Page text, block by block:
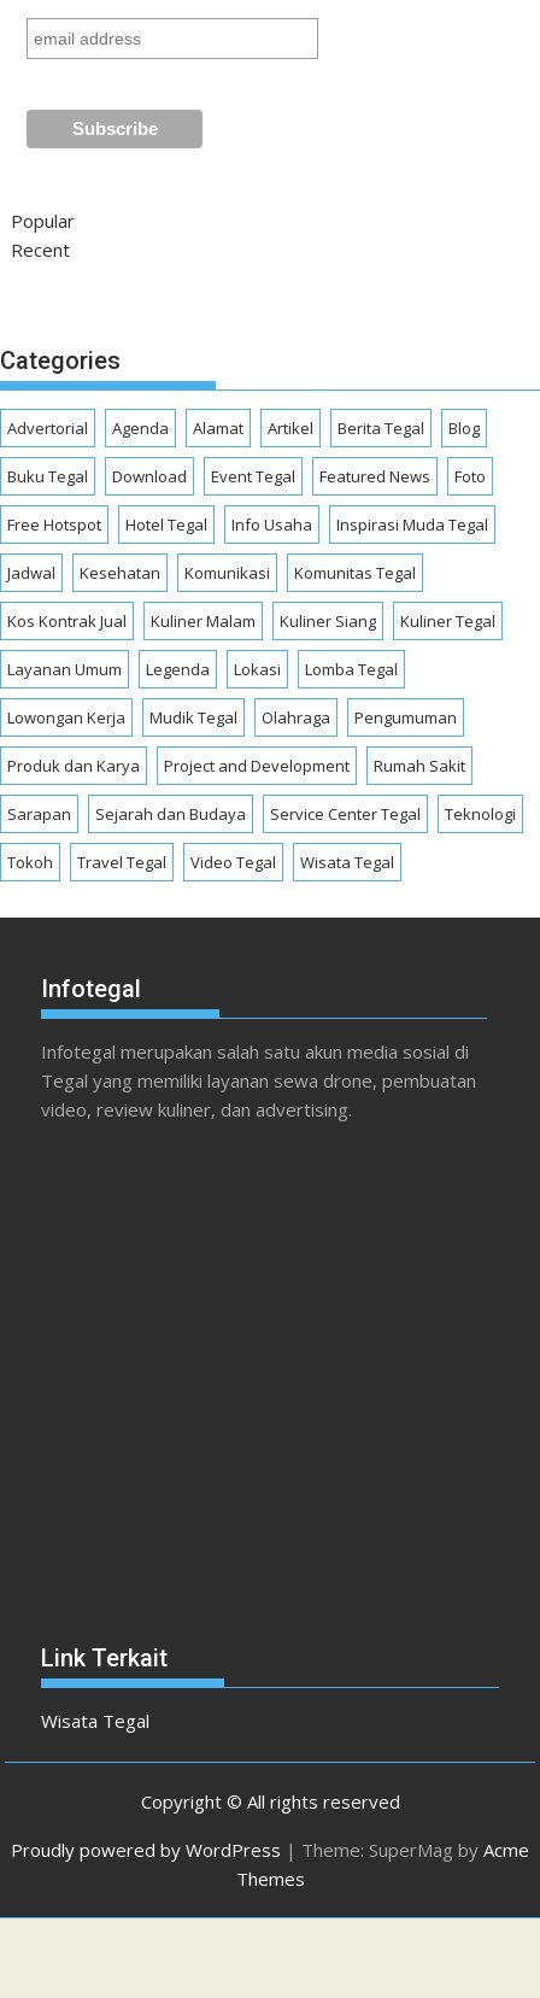
Popular
Recent
Categories
Advertorial Agenda Alamat Artikel Berita Tegal Blog
Buku Tegal Download Event Tegal Featured News Foto
Free Hotspot Hotel Tegal Info Usaha Inspirasi Muda Tegal
Jadwal Kesehatan Komunikasi Komunitas Tegal
Kos Kontrak Jual Kuliner Malam Kuliner Siang Kuliner Tegal
Layanan Umum Legenda Lokasi Lomba Tegal
Lowongan Kerja Mudik Tegal Olahraga Pengumuman
Produk dan Karya Project and Development Rumah Sakit
Sarapan Sejarah dan Budaya Service Center Tegal Teknologi
Tokoh Travel Tegal Video Tegal Wisata Tegal
Infotegal
Infotegal merupakan salah satu akun media sosial di
Tegal yang memiliki layanan sewa drone, pembuatan
video, review kuliner, dan advertising.
Link Terkait
Wisata Tegal
Copyright © All rights reserved
Proudly powered by WordPress | Theme: SuperMag by Acme
Themes